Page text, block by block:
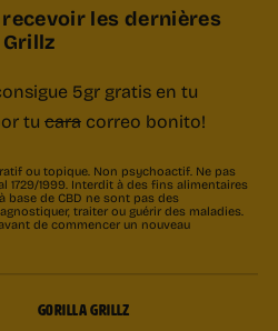
les dernières
5gr gratis en tu
tu cara correo bonito!
ou topique. Non psychoactif. Ne pas
1729/1999. Interdit à des fins alimentaires
base de CBD ne sont pas des
traiter ou guérir des maladies.
de commencer un nouveau
GORILLA GRILLZ